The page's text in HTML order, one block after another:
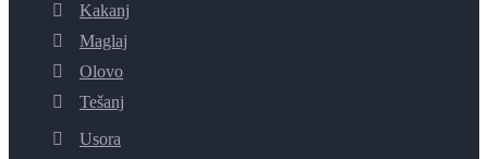
Kakanj
Maglaj
Olovo
Tešanj
Usora